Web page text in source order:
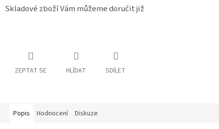
Skladové zboží Vám můžeme doručit již
ZEPTAT SE HLÍDAT SDÍLET
Popis Hodnocení Diskuze